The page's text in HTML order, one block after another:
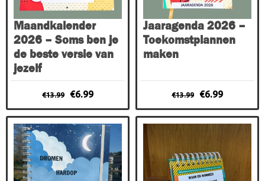
Maandkalender
2026 – Soms ben je
de beste versie van
jezelf
€13.99
Oorspronkelijke
prijs
was:
€13.99.
€6.99Huidige
prijs
is:
€6.99.
Jaaragenda 2026 –
Toekomstplannen
maken
€13.99
prijs
was:
€6.99Huidige
prijs
is: